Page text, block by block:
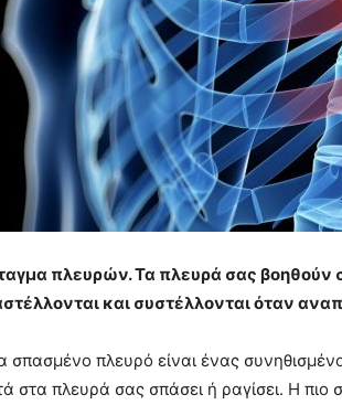
πλευρών. Τα πλευρά σας
και συστέλλονται όταν
σπασμένο πλευρό είναι ένας
στα πλευρά σας σπάσει ή ραγίσει. Η πιο